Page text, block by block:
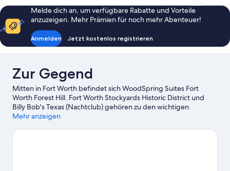
Melde dich an, um verfügbare Rabatte und Vorteile
anzuzeigen. Mehr Prämien für noch mehr Abenteuer!
Anmelden Jetzt kostenlos registrieren
Zur Gegend
Mitten in Fort Worth befindet sich WoodSpring Suites Fort
Worth Forest Hill. Fort Worth Stockyards Historic District und
Billy Bob's Texas (Nachtclub) gehören zu den wichtigen
Sehenswürdigkeiten, während die Region auch bekannt ist für
Event? Dann schau doch mal in den Veranstaltungskalender
Mehr anzeigen